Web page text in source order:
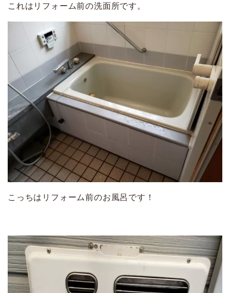
これはリフォーム前の洗面所です。
こっちはリフォーム前のお風呂です！